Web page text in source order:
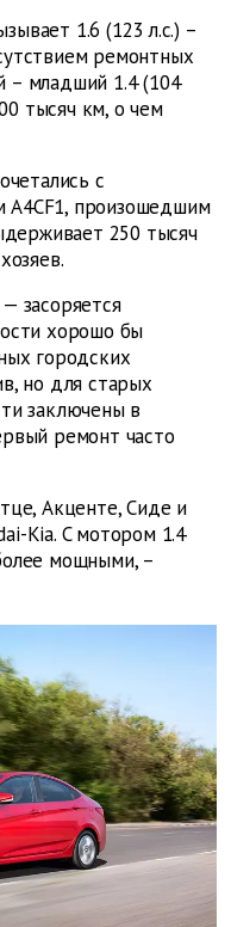
1.6 (123 л.с.) –
ремонтных
– младший 1.4 (104
тысяч км, о чем
с
A4CF1, произошедшим
250 тысяч
засоряется
хорошо бы
городских
но для старых
заключены в
ремонт часто
Акценте, Сиде и
Kia. C мотором 1.4
мощными, –